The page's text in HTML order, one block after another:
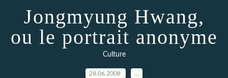
Jongmyung Hwang,
ou le portrait anonyme
Culture
28.06.2008